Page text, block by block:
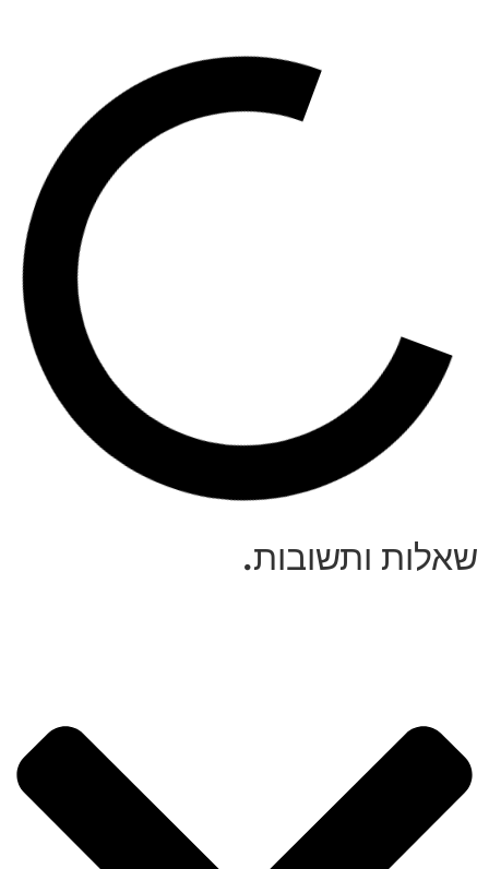
שאלות ותשובות.